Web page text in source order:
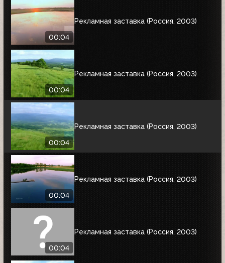
00:04
Рекламная заставка (Россия, 2003)
00:04
Рекламная заставка (Россия, 2003)
00:04
Рекламная заставка (Россия, 2003)
00:04
Рекламная заставка (Россия, 2003)
00:04
Рекламная заставка (Россия, 2003)